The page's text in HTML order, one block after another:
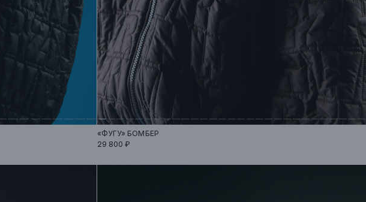
«ФУГУ» БОМБЕР
29 800 ₽